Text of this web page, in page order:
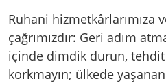
Ruhani hizmetkârlarımıza
çağrımızdır: Geri adım
içinde dimdik durun,
korkmayın; ülkede